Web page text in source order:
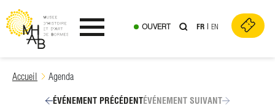
Skip
Ouvrir le menu
OUVERT FR EN
Accueil Agenda
ÉVÉNEMENT PRÉCÉDENTÉVÉNEMENT SUIVANT